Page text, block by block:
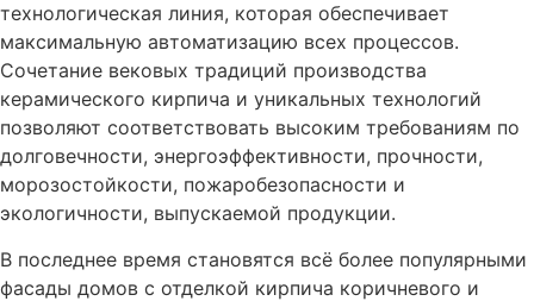
технологическая линия, которая обеспечивает
максимальную автоматизацию всех процессов.
Сочетание вековых традиций производства
керамического кирпича и уникальных технологий
позволяют соответствовать высоким требованиям по
долговечности, энергоэффективности, прочности,
морозостойкости, пожаробезопасности и
экологичности, выпускаемой продукции.
В последнее время становятся всё более популярными
фасады домов с отделкой кирпича коричневого и